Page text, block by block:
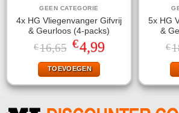
GEEN CATEGORIE
4x HG Vliegenvanger Gifvrij
& Geurloos (4-packs)
€16,65 Oorspronkelijke
prijs
was:
€16,65.
€4,99Huidige
prijs
TOEVOEGEN
5x HG
&
€